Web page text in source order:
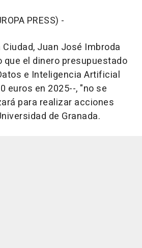
PRESS) -
Juan José Imbroda
que el dinero presupuestado
e Inteligencia Artificial
euros en 2025--, "no se
para realizar acciones
de Granada.